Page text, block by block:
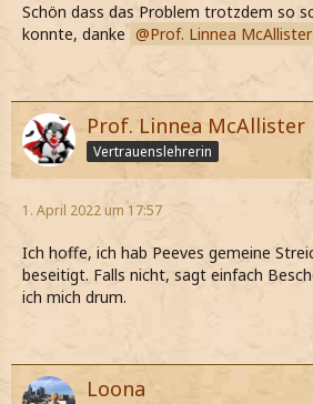
Schön dass das Problem trotzdem so
konnte, danke
Prof. Linnea McAllister
Prof. Linnea McAllister
Vertrauenslehrerin
1. April 2022 um 17:57
Ich hoffe, ich hab Peeves gemeine
beseitigt. Falls nicht, sagt einfach
ich mich drum.
Loona